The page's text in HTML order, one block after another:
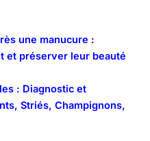
une manucure :
et préserver leur beauté
: Diagnostic et
Striés, Champignons,